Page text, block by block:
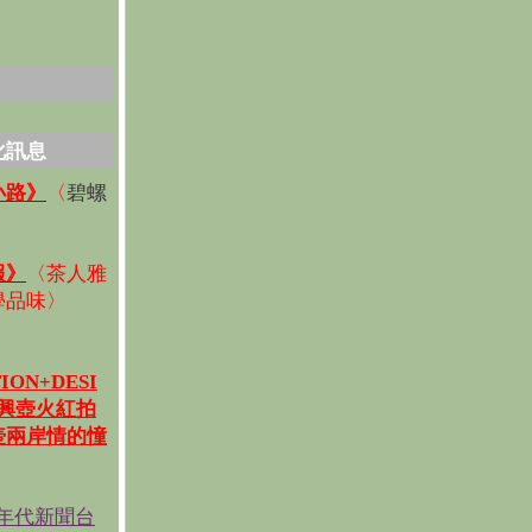
訊息
》 〈碧螺
〈茶人雅
味〉
壺火紅拍
岸情的憧
代新聞台